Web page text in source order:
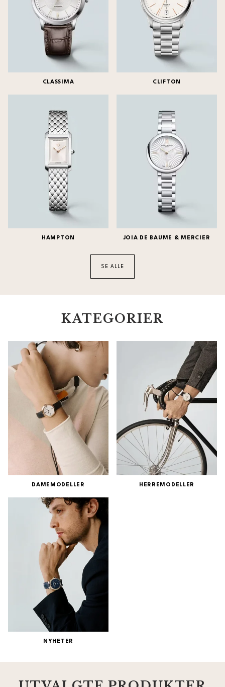
CLASSIMA CLIFTON
HAMPTON JOIA DE BAUME & MERCIER
SE ALLE
KATEGORIER
DAMEMODELLER HERREMODELLER
NYHETER